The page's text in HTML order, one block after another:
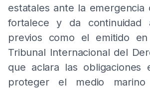
estatales ante la emergencia
fortalece y da continuidad
previos como el emitido
Tribunal Internacional del
que aclara las obligaciones
proteger el medio